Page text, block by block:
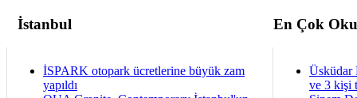
İstanbul En Çok
İSPARK otopark ücretlerine büyük zam
yapıldı
Üsküdar
ve 3 kişi